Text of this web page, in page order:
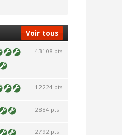
Voir tous
43108 pts
12224 pts
2884 pts
2792 pts